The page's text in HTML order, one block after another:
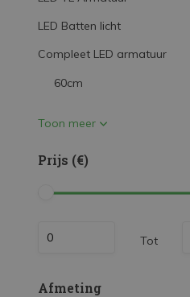
LED Strips
Decoratieve
LED TL verlichting
LED Batten licht
Compleet LED armatuur
60cm
Toon meer
Prijs (€)
Tot
Afmeting